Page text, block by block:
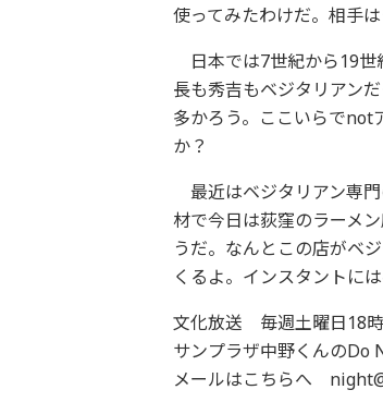
使ってみたわけだ。相手
日本では7世紀から19世
長も秀吉もベジタリアン
多かろう。ここいらでnot
か？
最近はベジタリアン専
材で今日は荻窪のラーメ
うだ。なんとこの店がベ
くるよ。インスタントに
文化放送 毎週土曜日18
サンプラザ中野くんのDo
メールはこちらへ